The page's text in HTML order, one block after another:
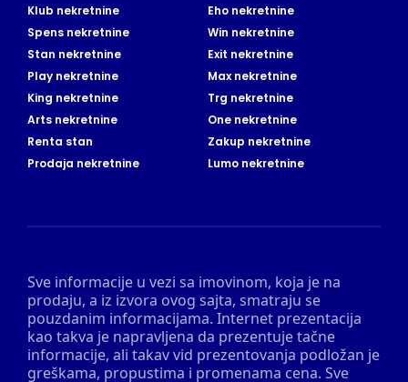
Sve informacije u vezi sa imovinom, koja je na
prodaju, a iz izvora ovog sajta, smatraju se
pouzdanim informacijama. Internet prezentacija
kao takva je napravljena da prezentuje tačne
informacije, ali takav vid prezentovanja podložan je
greškama, propustima i promenama cena. Sve
Klub nekretnine
Eho nekretnine
Spens nekretnine
Win nekretnine
Stan nekretnine
Exit nekretnine
Play nekretnine
Max nekretnine
King nekretnine
Trg nekretnine
Arts nekretnine
One nekretnine
Renta stan
Zakup nekretnine
Prodaja nekretnine
Lumo nekretnine